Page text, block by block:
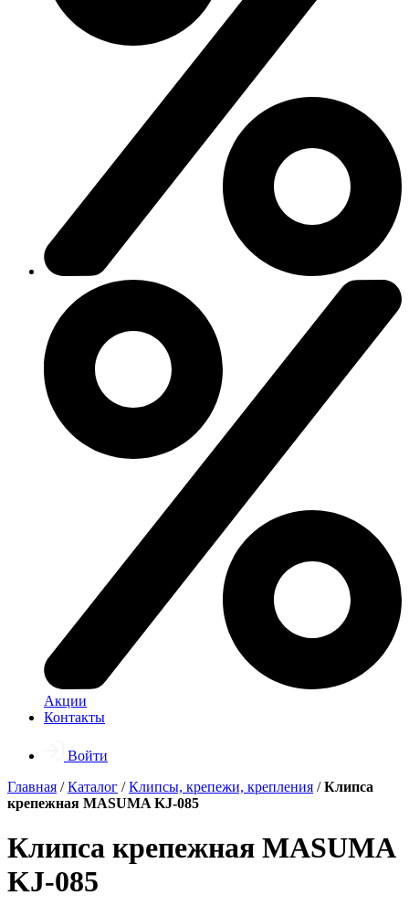
Акции
Контакты
Войти
Главная /Каталог /Клипсы, крепежи, крепления /Клипса
крепежная MASUMA KJ-085
Клипса крепежная MASUMA
KJ-085